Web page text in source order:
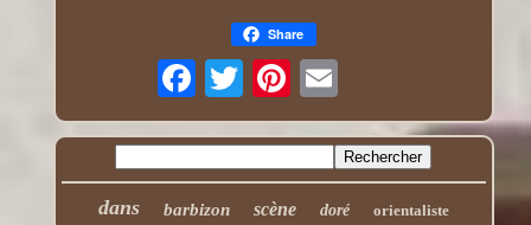
Share
dans barbizon scène doré orientaliste